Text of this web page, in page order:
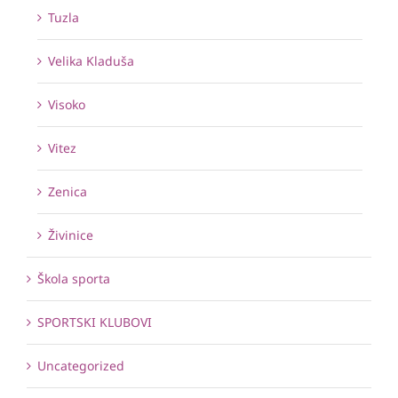
Tuzla
Velika Kladuša
Visoko
Vitez
Zenica
Živinice
Škola sporta
SPORTSKI KLUBOVI
Uncategorized